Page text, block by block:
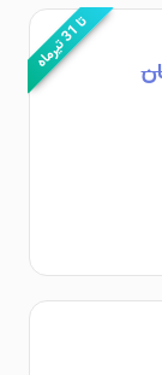
ت
ا
31ت
ی
ر
م
ا
ه